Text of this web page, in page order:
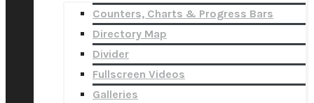
Counters, Charts & Progress Bars
Directory Map
Divider
Fullscreen Videos
Galleries